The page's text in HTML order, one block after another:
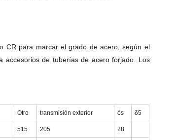
CR para marcar el grado de acero, según el
accesorios de tuberías de acero forjado. Los
Otro transmisión exterior ós δ5
515 205 28